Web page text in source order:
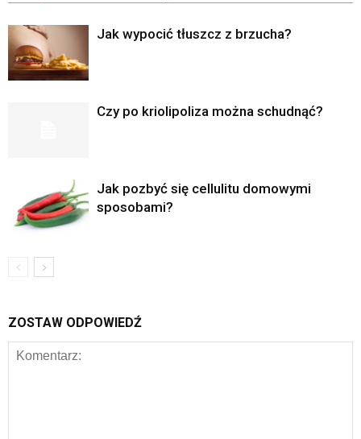
Jak wypocić tłuszcz z brzucha?
Czy po kriolipoliza można schudnąć?
Jak pozbyć się cellulitu domowymi
sposobami?
ZOSTAW ODPOWIEDŹ